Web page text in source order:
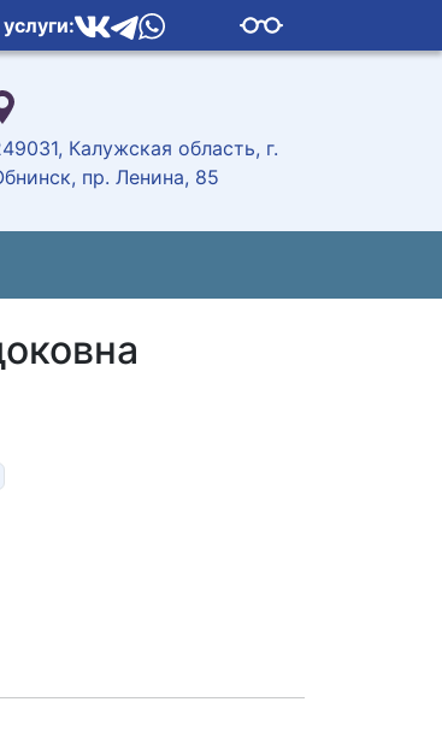
Калужская область, г.
пр. Ленина, 85